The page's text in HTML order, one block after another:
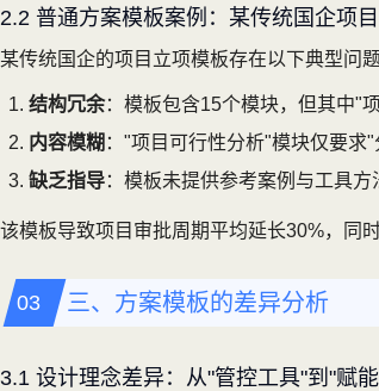
2.2 普通方案模板案例：某传统国企项
某传统国企的项目立项模板存在以下典型问题
结构冗余：模板包含15个模块，但其中"
内容模糊 ："项目可行性分析"模块仅要求
缺乏指导：模板未提供参考案例与工具
该模板导致项目审批周期平均延长30%，同
三、方案模板的差异分析
3.1 设计理念差异：从"管控工具"到"赋